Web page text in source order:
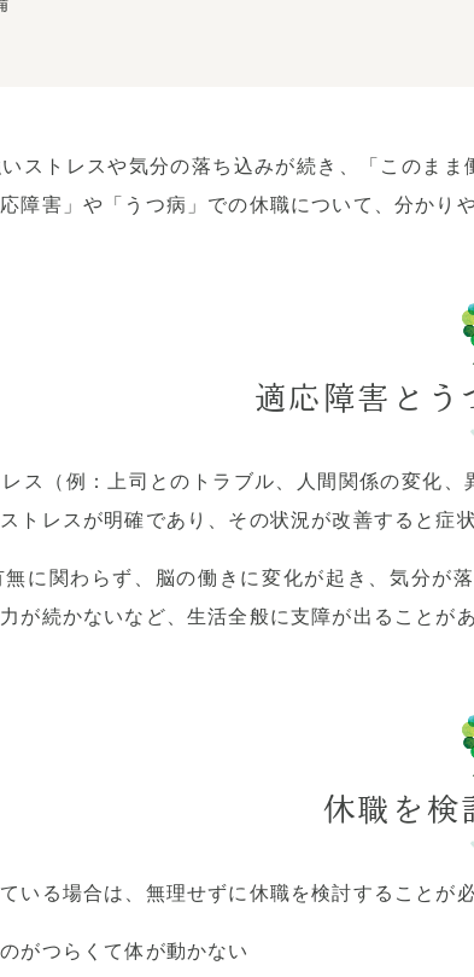
ストレスや気分の落ち込みが続き、「このま
障害」や「うつ病」での休職について、分かり
適応障害とう
ス（例：上司とのトラブル、人間関係の変化
トレスが明確であり、その状況が改善すると症
に関わらず、脳の働きに変化が起き、気分が
が続かないなど、生活全般に支障が出ることがあ
休職を検
いる場合は、無理せずに休職を検討することが
がつらくて体が動かない